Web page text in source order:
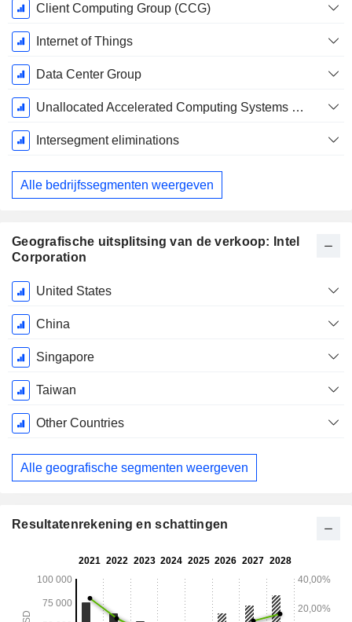
Client Computing Group (CCG)
Internet of Things
Data Center Group
Unallocated Accelerated Computing Systems and Graphics Intersegment Revenue
Intersegment eliminations
Alle bedrijfssegmenten weergeven
Geografische uitsplitsing van de verkoop: Intel
Corporation
Start
boekjaar:
December
United States
China
Singapore
Taiwan
Other Countries
Alle geografische segmenten weergeven
Resultatenrekening en schattingen